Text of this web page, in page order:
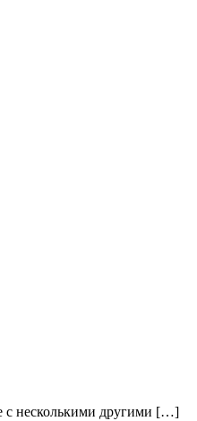
с несколькими другими […]